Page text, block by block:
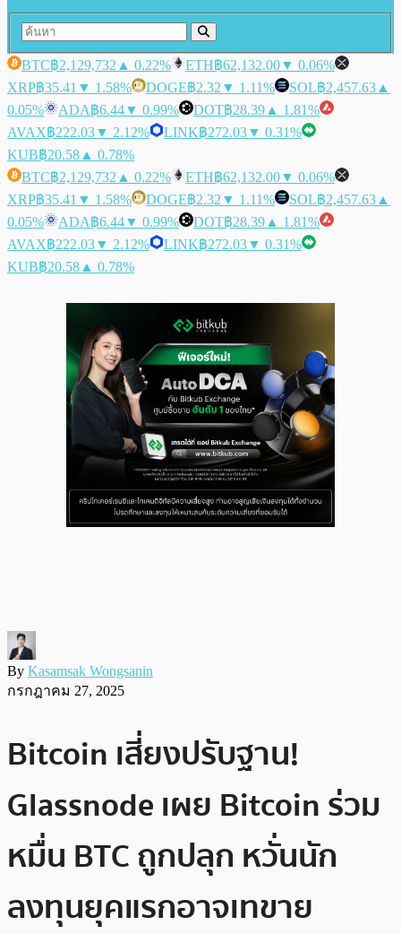
BTC฿2,129,732 ▲ 0.22% ETH฿62,132.00▼ 0.06%
XRP฿35.41 ▼ 1.58% DOGE฿2.32 ▼ 1.11% SOL฿2,457.63 ▲
0.05%
ADA฿6.44▼ 0.99% DOT฿28.39 ▲ 1.81%
AVAX฿222.03▼ 2.12% LINK฿272.03▼ 0.31%
KUB฿20.58 ▲ 0.78%
BTC฿2,129,732 ▲ 0.22% ETH฿62,132.00▼ 0.06%
XRP฿35.41 ▼ 1.58% DOGE฿2.32 ▼ 1.11% SOL฿2,457.63 ▲
0.05%
ADA฿6.44▼ 0.99% DOT฿28.39 ▲ 1.81%
AVAX฿222.03▼ 2.12% LINK฿272.03▼ 0.31%
KUB฿20.58 ▲ 0.78%
By Kasamsak Wongsanin
กรกฎาคม 27, 2025
Bitcoin เสี่ยงปรับฐาน!
Glassnode เผย Bitcoin ร่วม
หมื่น BTC ถูกปลุก หวั่นนัก
ลงทุนยุคแรกอาจเทขาย